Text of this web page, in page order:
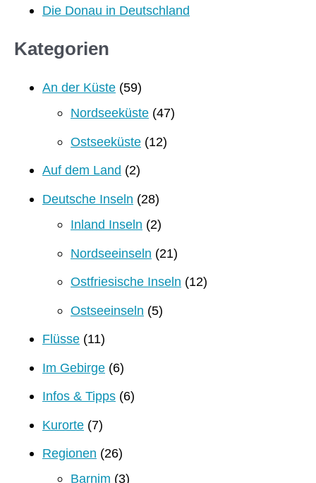
Die Donau in Deutschland
Kategorien
An der Küste (59)
Nordseeküste (47)
Ostseeküste (12)
Auf dem Land (2)
Deutsche Inseln (28)
Inland Inseln (2)
Nordseeinseln (21)
Ostfriesische Inseln (12)
Ostseeinseln (5)
Flüsse (11)
Im Gebirge (6)
Infos & Tipps (6)
Kurorte (7)
Regionen (26)
Barnim (3)